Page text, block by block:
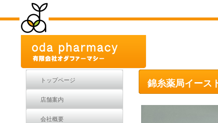
錦糸薬局イース
トップページ
店舗案内
会社概要